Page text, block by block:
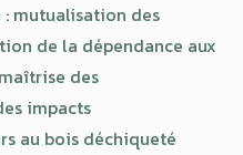
mutualisation des
de la dépendance aux
des
impacts
au bois déchiqueté